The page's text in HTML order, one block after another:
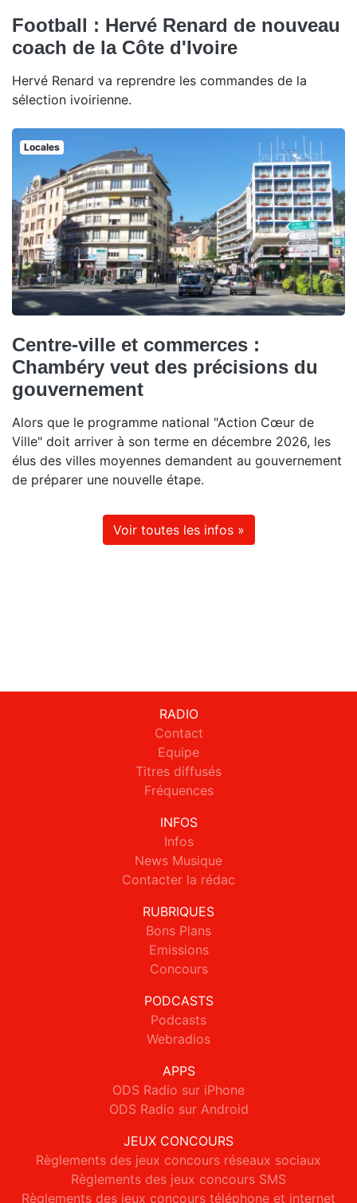
Football : Hervé Renard de nouveau
coach de la Côte d'Ivoire
Hervé Renard va reprendre les commandes de la
sélection ivoirienne.
Locales
Centre-ville et commerces :
Chambéry veut des précisions du
gouvernement
Alors que le programme national "Action Cœur de
Ville" doit arriver à son terme en décembre 2026, les
élus des villes moyennes demandent au gouvernement
de préparer une nouvelle étape.
Voir toutes les infos »
RADIO
Contact
Equipe
Titres diffusés
Fréquences
INFOS
Infos
News Musique
Contacter la rédac
RUBRIQUES
Bons Plans
Emissions
Concours
PODCASTS
Podcasts
Webradios
APPS
ODS Radio sur iPhone
ODS Radio sur Android
JEUX CONCOURS
Règlements des jeux concours réseaux sociaux
Règlements des jeux concours SMS
Règlements des jeux concours téléphone et internet